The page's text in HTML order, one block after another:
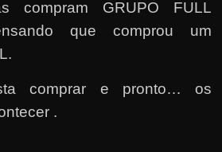
compram GRUPO FULL
que comprou um
comprar e pronto… os
.